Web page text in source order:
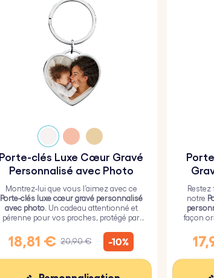
Porte-clés Luxe Cœur Gravé
Personnalisé avec Photo
Montrez-lui que vous l’aimez avec ce
Porte-clés luxe cœur gravé personnalisé
avec photo. Un cadeau attentionné et
pérenne pour vos proches, protégé par
18,81 € 20,90 € -10%
notre
façon